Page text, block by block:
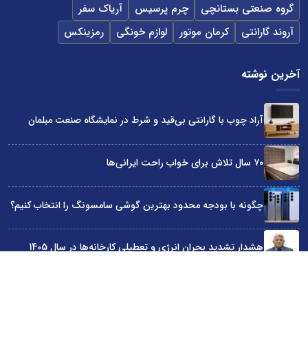
گروه صنعتی بستانچی
چرم پرسیس
آریاک سفر
آروند گارانتی
کرمان موتور لوازم خونگی رمزینکس
آخرین نوشته
آراد چوب با گارانتی بی‌قید و شرط در نمایشگاه صنعت مبلمان
۷۰ سال تلاش برای خواب راحت ایرانی‌ها
چگونه با بودجه محدود بهترین گوشی سامسونگ را انتخاب کنیم؟
هشدار تشدید بحران انرژی و تعطیلی کارخانه‌ها در سال 1405